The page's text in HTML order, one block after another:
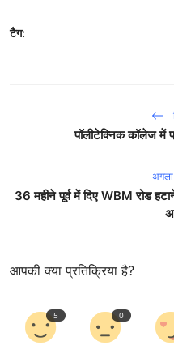
टैग:
पॉलीटेक्निक कॉलेज
36 महीने पूर्व में दिए WBM रोड
आपकी क्या प्रतिक्रिया है?
5 0